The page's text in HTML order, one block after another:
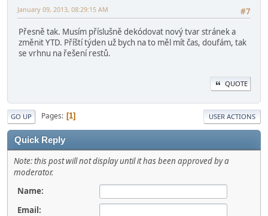
#7
January 09, 2013, 08:29:15 AM
Přesně tak. Musím příslušně dekódovat nový tvar stránek a
změnit YTD. Příští týden už bych na to měl mít čas, doufám, tak
se vrhnu na řešení restů.
QUOTE
GO UP Pages 1 USER ACTIONS
Quick Reply
Note: this post will not display until it has been approved by a
moderator.
Name:
Email: